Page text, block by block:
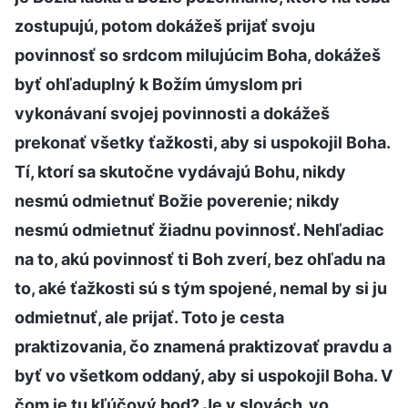
zostupujú, potom dokážeš prijať svoju
povinnosť so srdcom milujúcim Boha, dokážeš
byť ohľaduplný k Božím úmyslom pri
vykonávaní svojej povinnosti a dokážeš
prekonať všetky ťažkosti, aby si uspokojil Boha.
Tí, ktorí sa skutočne vydávajú Bohu, nikdy
nesmú odmietnuť Božie poverenie; nikdy
nesmú odmietnuť žiadnu povinnosť. Nehľadiac
na to, akú povinnosť ti Boh zverí, bez ohľadu na
to, aké ťažkosti sú s tým spojené, nemal by si ju
odmietnuť, ale prijať. Toto je cesta
praktizovania, čo znamená praktizovať pravdu a
byť vo všetkom oddaný, aby si uspokojil Boha. V